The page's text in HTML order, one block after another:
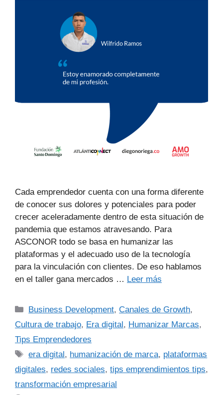
Cada emprendedor cuenta con una forma diferente
de conocer sus dolores y potenciales para poder
crecer aceleradamente dentro de esta situación de
pandemia que estamos atravesando. Para
ASCONOR todo se basa en humanizar las
plataformas y el adecuado uso de la tecnología
para la vinculación con clientes. De eso hablamos
en el taller gana mercados … Leer más
Business Development,Canales de Growth,
Cultura de trabajo, Era digital , Humanizar Marcas,
Tips Emprendedores
era digital , humanización de marca, plataformas
digitales, redes sociales, tips emprendimientos tips,
transformación empresarial